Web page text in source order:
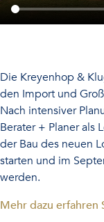
Die Kreyenhop &
den Import und
Nach intensiver
Berater + Planer als